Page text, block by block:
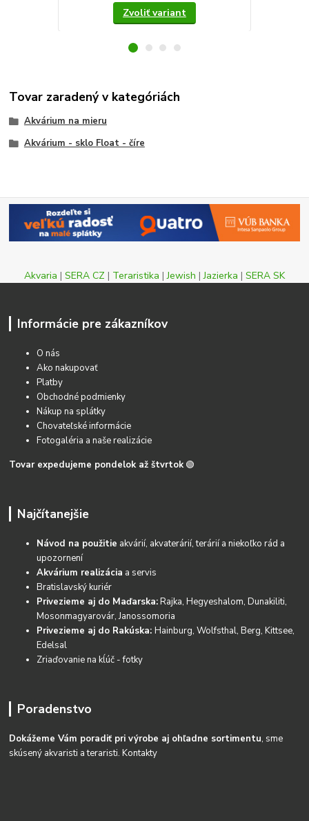
Zvoliť variant
Tovar zaradený v kategóriách
Akvárium na mieru
Akvárium - sklo Float - číre
Akvaria | SERA CZ | Teraristika |Jewish |Jazierka | SERA SK
Informácie pre zákazníkov
O nás
Ako nakupovať
Platby
Obchodné podmienky
Nákup na splátky
Chovateľské informácie
Fotogaléria a naše realizácie
Tovar expedujeme pondelok až štvrtok 🟢
Najčítanejšie
Návod na použitie akvárií, akvaterárií, terárií a niekoľko rád a
upozornení
Akvárium realizácia a servis
Bratislavský kuriér
Privezieme aj do Maďarska:Rajka, Hegyeshalom, Dunakiliti,
Mosonmagyarovár, Janossomoria
Privezieme aj do Rakúska:Hainburg, Wolfsthal, Berg, Kittsee,
Edelsal
Zriaďovanie na kĺúč - fotky
Poradenstvo
Dokážeme Vám poradiť pri výrobe aj ohľadne sortimentu, sme
skúsený akvaristi a teraristi.Kontakty